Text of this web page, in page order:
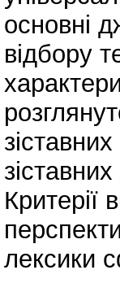
основні
відбору
Критерії
лексики